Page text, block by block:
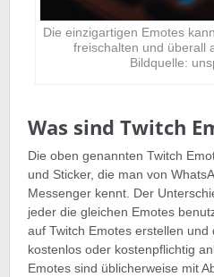
Die einzigartigen Emotes
freischalten und überall
Bildquelle:
Was sind Twitch
Die oben genannten Twitch
und Sticker, die man von
Messenger kennt. Der
jeder die gleichen Emotes
auf Twitch Emotes erstellen
kostenlos oder kostenpflichtig
Emotes sind üblicherweise mit